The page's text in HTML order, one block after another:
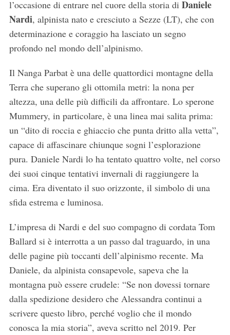
l’occasione di entrare nel cuore della storia di Daniele
Nardi, alpinista nato e cresciuto a Sezze (LT), che con
determinazione e coraggio ha lasciato un segno
profondo nel mondo dell’alpinismo.
Il Nanga Parbat è una delle quattordici montagne della
Terra che superano gli ottomila metri: la nona per
altezza, una delle più difficili da affrontare. Lo sperone
Mummery, in particolare, è una linea mai salita prima:
un “dito di roccia e ghiaccio che punta dritto alla vetta”,
capace di affascinare chiunque sogni l’esplorazione
pura. Daniele Nardi lo ha tentato quattro volte, nel corso
dei suoi cinque tentativi invernali di raggiungere la
cima. Era diventato il suo orizzonte, il simbolo di una
sfida estrema e luminosa.
L’impresa di Nardi e del suo compagno di cordata Tom
Ballard si è interrotta a un passo dal traguardo, in una
delle pagine più toccanti dell’alpinismo recente. Ma
Daniele, da alpinista consapevole, sapeva che la
montagna può essere crudele: “Se non dovessi tornare
dalla spedizione desidero che Alessandra continui a
scrivere questo libro, perché voglio che il mondo
conosca la mia storia”, aveva scritto nel 2019. Per